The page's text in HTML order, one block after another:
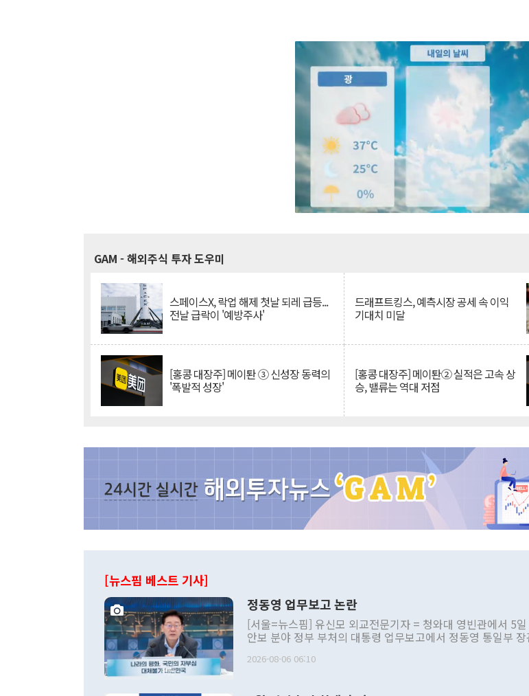
GAM - 해외주식 투자 도우미
스페이스X, 락업 해제 첫날 되레 급등...
전날 급락이 '예방주사'
드래프트킹스, 예측시장 공세 속 이익
기대치 미달
[홍콩 대장주] 메이퇀 ③ 신성장 동력의
'폭발적 성장'
[홍콩 대장주] 메이퇀② 실적은 고속 상
승, 밸류는 역대 저점
[뉴스핌 베스트 기사]
정동영 업무보고 논란
[서울=뉴스핌] 유신모 외교전문기자 = 청와대 영빈관에서 5일
안보 분야 정부 부처의 대통령 업무보고에서 정동영 통일부
발언 중에는 정부 내 조율을 거치지 않은 사안을 정책으로 추진
2026-08-06 06:10